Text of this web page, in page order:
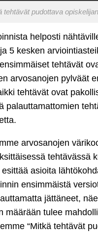
tehtävät pudottava
helposti
5 kesken
tehtävät
arvosanojen pylväät
tehtävät ovat
palauttamattomien
arvosanojen
tehtävässä
asioita
ensimmäistä
jättäneet,
tulee
“Mitkä tehtävät